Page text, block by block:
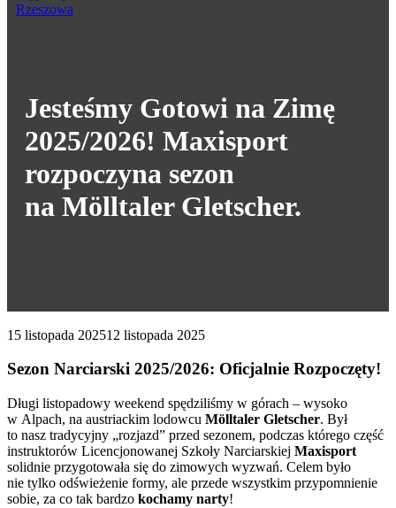
Jesteśmy Gotowi na Zimę
2025/2026! Maxisport
rozpoczyna sezon
na Mölltaler Gletscher.
15 listopada 202512 listopada 2025
Sezon Narciarski 2025/2026: Oficjalnie Rozpoczęty!
Długi listopadowy weekend spędziliśmy w górach – wysoko
w Alpach, na austriackim lodowcu Mölltaler Gletscher. Był
to nasz tradycyjny „rozjazd” przed sezonem, podczas którego część
instruktorów Licencjonowanej Szkoły Narciarskiej Maxisport
solidnie przygotowała się do zimowych wyzwań. Celem było
nie tylko odświeżenie formy, ale przede wszystkim przypomnienie
sobie, za co tak bardzo kochamy narty!